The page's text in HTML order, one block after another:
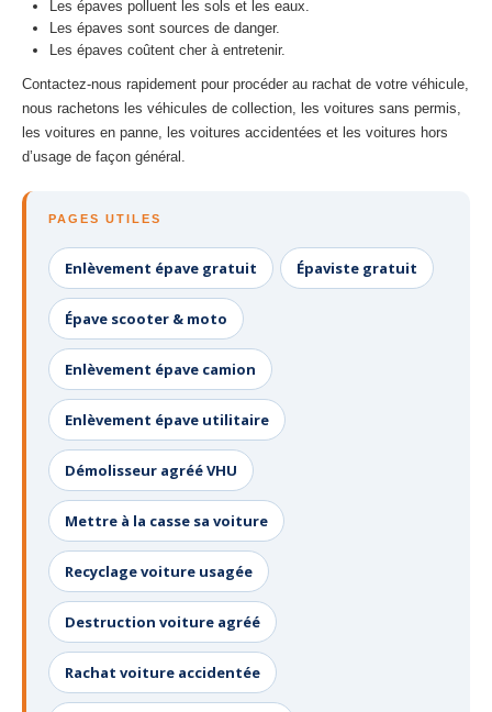
Les épaves polluent les sols et les eaux.
Les épaves sont sources de danger.
Les épaves coûtent cher à entretenir.
Contactez-nous rapidement pour procéder au rachat de votre véhicule,
nous rachetons les véhicules de collection, les voitures sans permis,
les voitures en panne, les voitures accidentées et les voitures hors
d’usage de façon général.
PAGES UTILES
Enlèvement épave gratuit Épaviste gratuit
Épave scooter & moto
Enlèvement épave camion
Enlèvement épave utilitaire
Démolisseur agréé VHU
Mettre à la casse sa voiture
Recyclage voiture usagée
Destruction voiture agréé
Rachat voiture accidentée